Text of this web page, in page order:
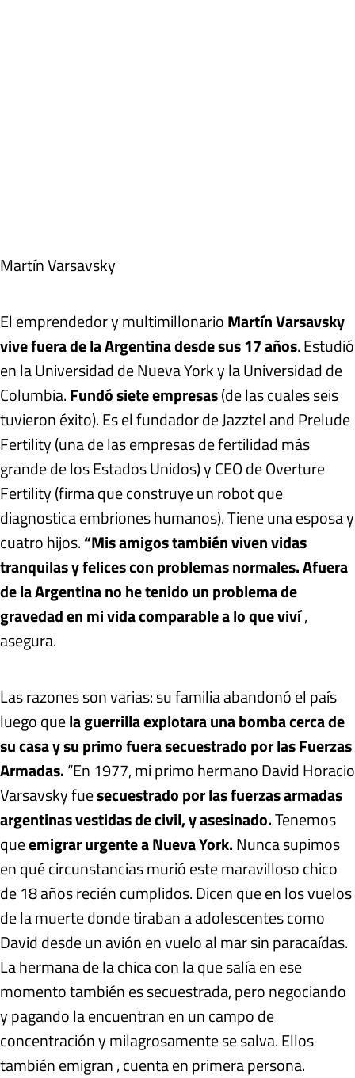
Martín Varsavsky
El emprendedor y multimillonarioMartín Varsavsky
vive fuera de la Argentina desde sus 17 años. Estudió
en la Universidad de Nueva York y la Universidad de
Columbia.Fundó siete empresas(de las cuales seis
tuvieron éxito). Es el fundador de Jazztel and Prelude
Fertility (una de las empresas de fertilidad más
grande de los Estados Unidos) y CEO de Overture
Fertility (firma que construye un robot que
diagnostica embriones humanos). Tiene una esposa y
cuatro hijos.“Mis amigos también viven vidas
tranquilas y felices con problemas normales. Afuera
de la Argentina no he tenido un problema de
gravedad en mi vida comparable a lo que viví,
asegura.
Las razones son varias: su familia abandonó el país
luego quela guerrilla explotara una bomba cerca de
su casa y su primo fuera secuestrado por las Fuerzas
Armadas.“En 1977, mi primo hermano David Horacio
Varsavsky fuesecuestrado por las fuerzas armadas
argentinas vestidas de civil, y asesinado.Tenemos
queemigrar urgente a Nueva York.Nunca supimos
en qué circunstancias murió este maravilloso chico
de 18 años recién cumplidos. Dicen que en los vuelos
de la muerte donde tiraban a adolescentes como
David desde un avión en vuelo al mar sin paracaídas.
La hermana de la chica con la que salía en ese
momento también es secuestrada, pero negociando
y pagando la encuentran en un campo de
concentración y milagrosamente se salva. Ellos
también emigran , cuenta en primera persona.